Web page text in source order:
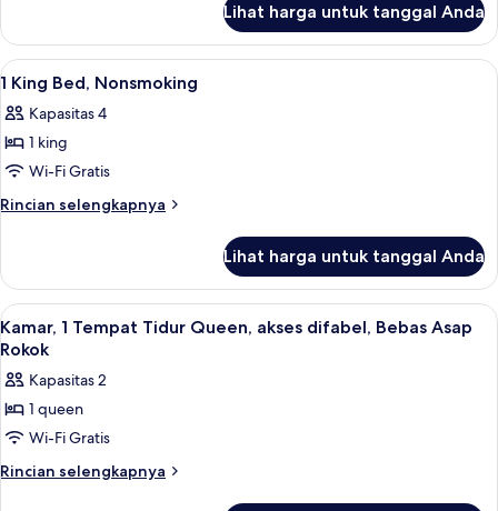
Sofa
Bed-
Non-
Smoking
Standard
King
Room
Sofa
Bed-
Smoking
Lihat harga untuk tanggal Anda
Lihat
semua
foto
untuk
1
King
Brankas, meja kerja, setrika/meja
10
1 King Bed, Nonsmoking
Kapasitas 4
1 king
Wi-Fi Gratis
Rincian selengkapnya
Rincian
1
King
Bed,
Nonsmoking
Lihat harga untuk tanggal Anda
Lihat
semua
foto
untuk
Kamar,
1
Tempat
Brankas, meja kerja, setrika/meja
5
Kamar, 1 Tempat Tidur Queen, akses difabel, Bebas Asap
Rokok
Kapasitas 2
1 queen
Wi-Fi Gratis
Rincian selengkapnya
Rincian